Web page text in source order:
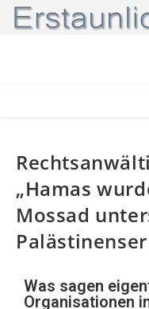
„Hamas
Mossad
Was sagen
Organisationen